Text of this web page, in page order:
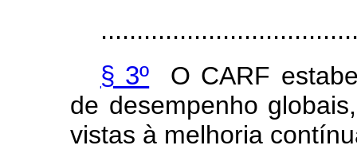
§ 3º O CARF
de desempenho
vistas à melhoria